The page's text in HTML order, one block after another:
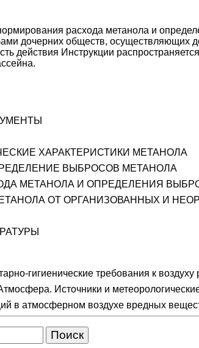
расхода метанола и
дочерних обществ, осуществляющих
действия Инструкции
ХАРАКТЕРИСТИКИ МЕТАНОЛА
ВЫБРОСОВ МЕТАНОЛА
МЕТАНОЛА И ОПРЕДЕЛЕНИЯ
ОТ ОРГАНИЗОВАННЫХ И
гигиенические требования к воздуху
Источники и
в атмосферном воздухе вредных